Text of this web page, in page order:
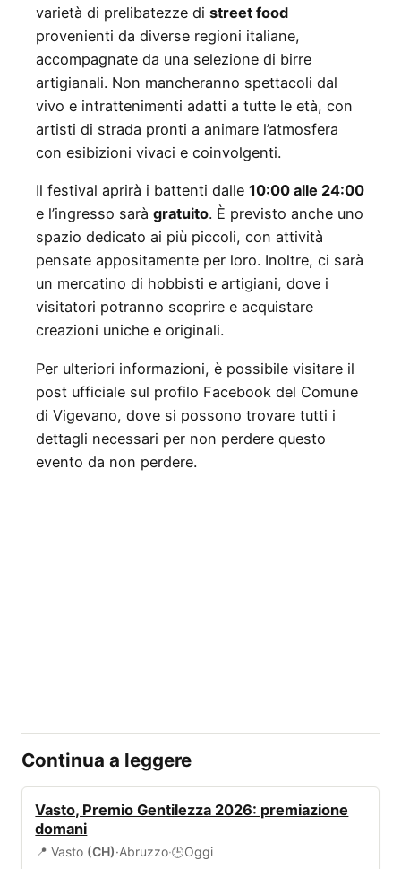
varietà di prelibatezze di street food
provenienti da diverse regioni italiane,
accompagnate da una selezione di birre
artigianali. Non mancheranno spettacoli dal
vivo e intrattenimenti adatti a tutte le età, con
artisti di strada pronti a animare l’atmosfera
con esibizioni vivaci e coinvolgenti.
Il festival aprirà i battenti dalle 10:00 alle 24:00
e l’ingresso sarà gratuito. È previsto anche uno
spazio dedicato ai più piccoli, con attività
pensate appositamente per loro. Inoltre, ci sarà
un mercatino di hobbisti e artigiani, dove i
visitatori potranno scoprire e acquistare
creazioni uniche e originali.
Per ulteriori informazioni, è possibile visitare il
post ufficiale sul profilo Facebook del Comune
di Vigevano, dove si possono trovare tutti i
dettagli necessari per non perdere questo
evento da non perdere.
Continua a leggere
Vasto, Premio Gentilezza 2026: premiazione
domani
📍 Vasto (CH)·Abruzzo·🕒Oggi